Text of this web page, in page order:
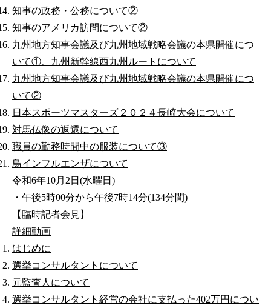
知事の政務・公務について②
知事のアメリカ訪問について②
九州地方知事会議及び九州地域戦略会議の本県開催につ
いて①、九州新幹線西九州ルートについて
九州地方知事会議及び九州地域戦略会議の本県開催につ
いて②
日本スポーツマスターズ２０２４長崎大会について
対馬仏像の返還について
職員の勤務時間中の服装について③
鳥インフルエンザについて
令和6年10月2日(水曜日)
・午後5時00分から午後7時14分(134分間)
【臨時記者会見】
詳細動画
はじめに
選挙コンサルタントについて
元監査人について
選挙コンサルタント経営の会社に支払った402万円につい